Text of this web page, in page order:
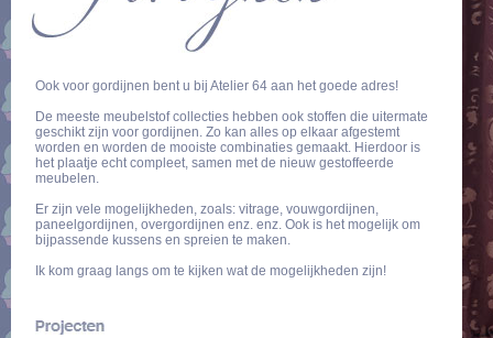
Ook voor gordijnen bent u bij Atelier 64 aan het goede adres!
De meeste meubelstof collecties hebben ook stoffen die uitermate
geschikt zijn voor gordijnen. Zo kan alles op elkaar afgestemt
worden en worden de mooiste combinaties gemaakt. Hierdoor is
het plaatje echt compleet, samen met de nieuw gestoffeerde
meubelen.
Er zijn vele mogelijkheden, zoals: vitrage, vouwgordijnen,
paneelgordijnen, overgordijnen enz. enz. Ook is het mogelijk om
bijpassende kussens en spreien te maken.
Ik kom graag langs om te kijken wat de mogelijkheden zijn!